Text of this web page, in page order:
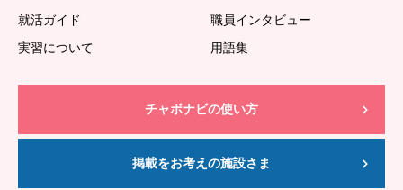
就活ガイド
職員インタビュー
実習について
用語集
チャボナビの使い方
掲載をお考えの施設さま